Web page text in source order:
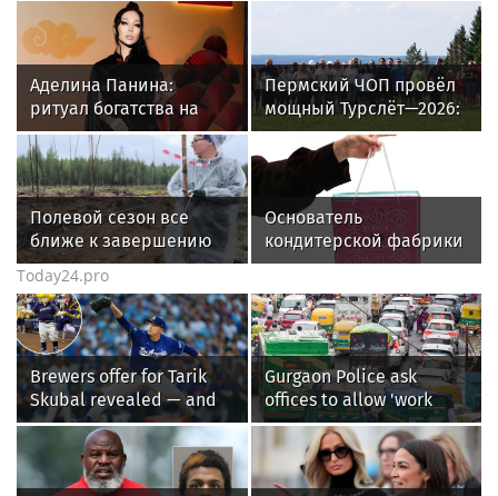
Аделина Панина:
ритуал богатства на
сахар
Пермский ЧОП провёл
мощный Турслёт—2026:
фото, результаты и
впечатления от
мероприятия
Полевой сезон все
ближе к завершению
Основатель
кондитерской фабрики
«Dy’Nastie» Георгий
необычные добавки в
шоколаде реально
работают, а какие -
маркетинг
Today24.pro
Brewers offer for Tarik
Skubal revealed — and
it’s better than the
Dodgers
Gurgaon Police ask
offices to allow 'work
from home' as heavy rain
floods roads again